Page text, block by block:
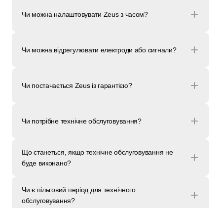
Чи можна налаштовувати Zeus з часом?
Чи можна відрегулювати електроди або сигнали?
Чи постачається Zeus із гарантією?
Чи потрібне технічне обслуговування?
Що станеться, якщо технічне обслуговування не
буде виконано?
Чи є пільговий період для технічного
обслуговування?